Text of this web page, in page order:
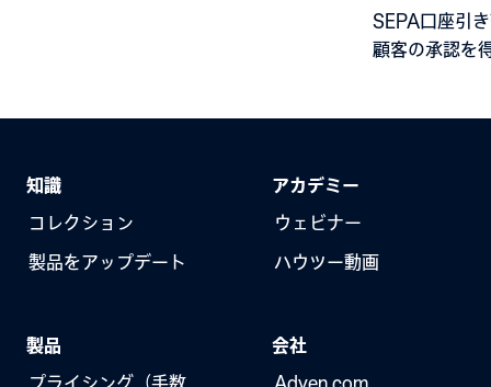
SEPA口座引
顧客の承認を
知識
コレクション
製品をアップデート
アカデミー
ウェビナー
ハウツー動画
製品
プライシング（手数
会社
Adyen.com